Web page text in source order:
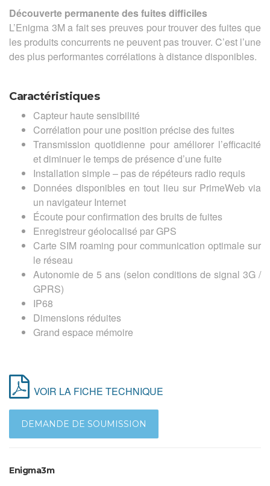
Découverte permanente des fuites difficiles
L’Enigma 3M a fait ses preuves pour trouver des fuites que
les produits concurrents ne peuvent pas trouver. C’est l’une
des plus performantes corrélations à distance disponibles.
Caractéristiques
Capteur haute sensibilité
Corrélation pour une position précise des fuites
Transmission quotidienne pour améliorer l’efficacité
et diminuer le temps de présence d’une fuite
Installation simple – pas de répéteurs radio requis
Données disponibles en tout lieu sur PrimeWeb via
un navigateur Internet
Écoute pour confirmation des bruits de fuites
Enregistreur géolocalisé par GPS
Carte SIM roaming pour communication optimale sur
le réseau
Autonomie de 5 ans (selon conditions de signal 3G /
GPRS)
IP68
Dimensions réduites
Grand espace mémoire
VOIR LA FICHE TECHNIQUE
DEMANDE DE SOUMISSION
Enigma3m